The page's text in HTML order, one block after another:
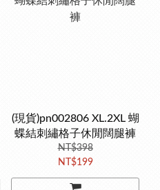
(現貨)pn002806 XL.2XL 蝴
蝶結刺繡格子休閒闊腿褲
NT$398
NT$199